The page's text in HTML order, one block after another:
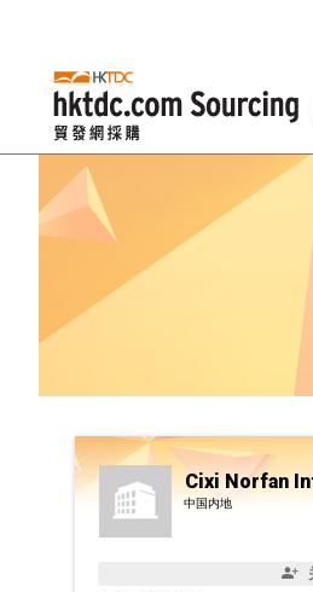
Cixi Norfan
中国内地